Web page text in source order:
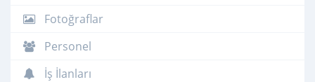
Fotoğraflar
Personel
İş İlanları